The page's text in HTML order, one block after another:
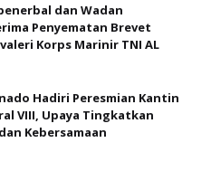
dan Wadan
Penyematan Brevet
Korps Marinir TNI AL
Hadiri Peresmian Kantin
VIII, Upaya Tingkatkan
Kebersamaan